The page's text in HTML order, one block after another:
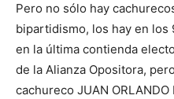
Pero no sólo hay
bipartidismo, los hay en
en la última contienda
de la Alianza Opositora,
cachureco JUAN ORLANDO